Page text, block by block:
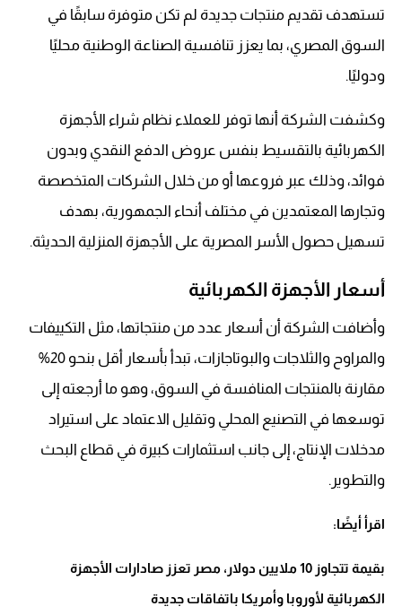
تستهدف تقديم منتجات جديدة لم تكن متوفرة سابقًا في
السوق المصري، بما يعزز تنافسية الصناعة الوطنية محليًا
ودوليًا.
وكشفت الشركة أنها توفر للعملاء نظام شراء الأجهزة
الكهربائية بالتقسيط بنفس عروض الدفع النقدي وبدون
فوائد، وذلك عبر فروعها أو من خلال الشركات المتخصصة
وتجارها المعتمدين في مختلف أنحاء الجمهورية، بهدف
تسهيل حصول الأسر المصرية على الأجهزة المنزلية الحديثة.
أسعار الأجهزة الكهربائية
وأضافت الشركة أن أسعار عدد من منتجاتها، مثل التكييفات
والمراوح والثلاجات والبوتاجازات، تبدأ بأسعار أقل بنحو 20%
مقارنة بالمنتجات المنافسة في السوق، وهو ما أرجعته إلى
توسعها في التصنيع المحلي وتقليل الاعتماد على استيراد
مدخلات الإنتاج، إلى جانب استثمارات كبيرة في قطاع البحث
والتطوير.
اقرأ أيضًا:
بقيمة تتجاوز 10 ملايين دولار، مصر تعزز صادارات الأجهزة
الكهربائية لأوروبا وأمريكا باتفاقات جديدة